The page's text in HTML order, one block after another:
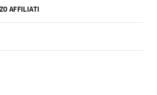
AFFILIATI